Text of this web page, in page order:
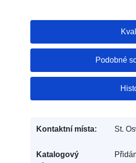
Podobné
Kontaktní místa: St.
Katalogový